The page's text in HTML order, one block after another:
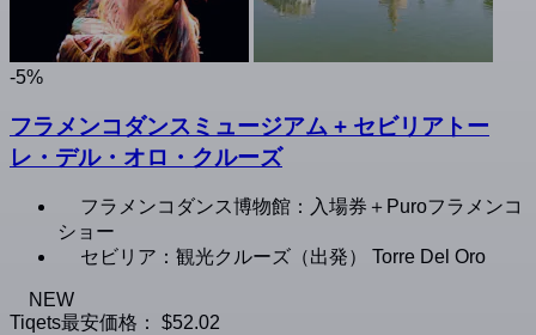
-5%
フラメンコダンスミュージアム + セビリアトー
レ・デル・オロ・クルーズ
フラメンコダンス博物館：入場券＋Puroフラメンコ
ショー
セビリア：観光クルーズ（出発） Torre Del Oro
NEW
Tiqets最安価格：
$52.02